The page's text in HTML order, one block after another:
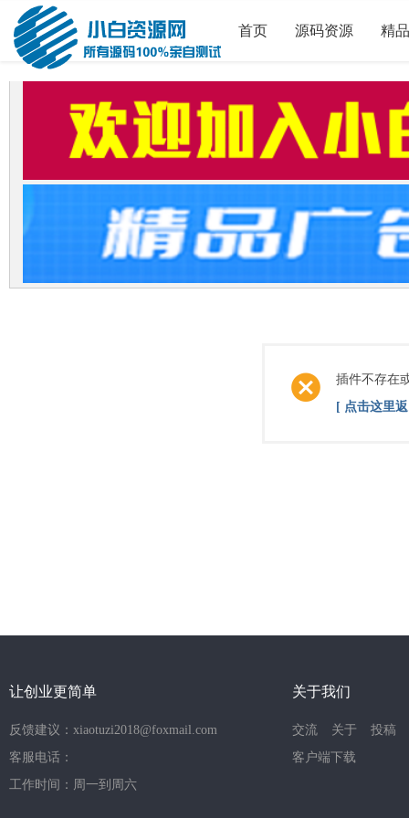
首页 源码资源 精
插件不存在
[ 点击这里
让创业更简单
反馈建议：xiaotuzi2018@foxmail.com
客服电话：
工作时间：周一到周六
关于我们
交流 关于
投稿
客户端下载